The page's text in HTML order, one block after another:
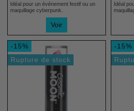
Idéal pour un événement festif ou un
maquillage cyberpunk.
Voir
Idéal
-15%
Rupture de stock
-15%